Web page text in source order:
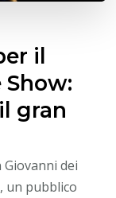
il
gran
Giovanni dei
un pubblico